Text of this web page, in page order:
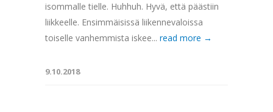
isommalle tielle. Huhhuh. Hyvä, että päästiin
liikkeelle. Ensimmäisissä liikennevaloissa
toiselle vanhemmista iskee... read more →
9.10.2018